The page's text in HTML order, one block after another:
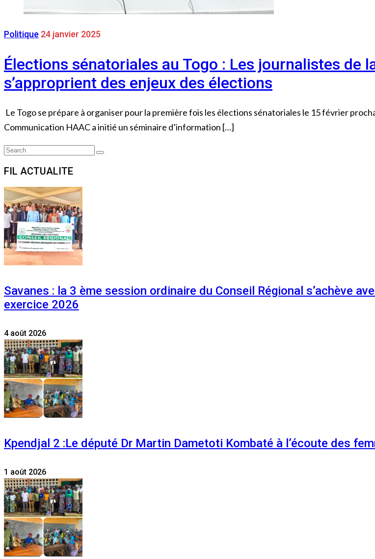
Politique 24 janvier 2025
Élections sénatoriales au Togo : Les journalistes de
s’approprient des enjeux des élections
Le Togo se prépare à organiser pour la première fois les élections sénatoriales le 15 février
Communication HAAC a initié un séminaire d’information […]
Search
Search
FIL ACTUALITE
Savanes : la 3 ème session ordinaire du Conseil Régional s’achève
exercice 2026
4 août 2026
Kpendjal 2 :Le député Dr Martin Dametoti Kombaté à l’écoute des
1 août 2026